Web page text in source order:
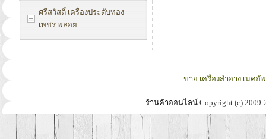
ศรีสวัสดิ์ เครื่องประดับทอง
เพชร พลอย
ขาย เครื่องสำอาง เมค
ร้านค้าออนไลน์Copyright (c)